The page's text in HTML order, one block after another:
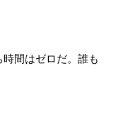
間はゼロだ。誰も